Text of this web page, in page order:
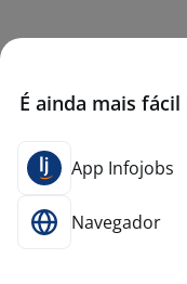
É ainda mais
App Infojobs
Navegador